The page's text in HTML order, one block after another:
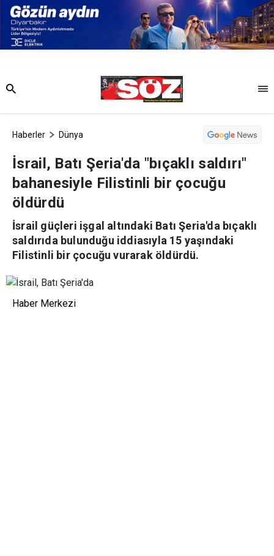
Haberler Dünya
İsrail, Batı Şeria'da "bıçaklı saldırı"
bahanesiyle Filistinli bir çocuğu
öldürdü
İsrail güçleri işgal altındaki Batı Şeria'da bıçaklı
saldırıda bulunduğu iddiasıyla 15 yaşındaki
Filistinli bir çocuğu vurarak öldürdü.
Haber Merkezi